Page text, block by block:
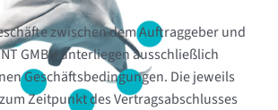
zwischen dem Auftraggeber und
GMBH unterliegen ausschließlich
Geschäftsbedingungen. Die jeweils
Zeitpunkt des Vertragsabschlusses